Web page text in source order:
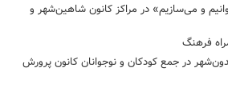
و می‌سازیم» در مراکز کانون شاهین‌شهر و
فرهنگ
در جمع کودکان و نوجوانان کانون پرورش